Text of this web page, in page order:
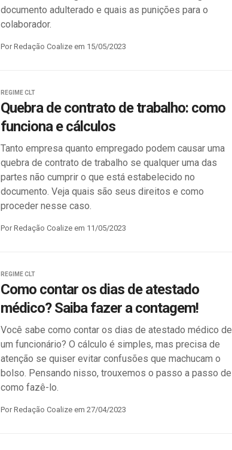
documento adulterado e quais as punições para o
colaborador.
Por Redação Coalize em 15/05/2023
REGIME CLT
Quebra de contrato de trabalho: como
funciona e cálculos
Tanto empresa quanto empregado podem causar uma
quebra de contrato de trabalho se qualquer uma das
partes não cumprir o que está estabelecido no
documento. Veja quais são seus direitos e como
proceder nesse caso.
Por Redação Coalize em 11/05/2023
REGIME CLT
Como contar os dias de atestado
médico? Saiba fazer a contagem!
Você sabe como contar os dias de atestado médico de
um funcionário? O cálculo é simples, mas precisa de
atenção se quiser evitar confusões que machucam o
bolso. Pensando nisso, trouxemos o passo a passo de
como fazê-lo.
Por Redação Coalize em 27/04/2023